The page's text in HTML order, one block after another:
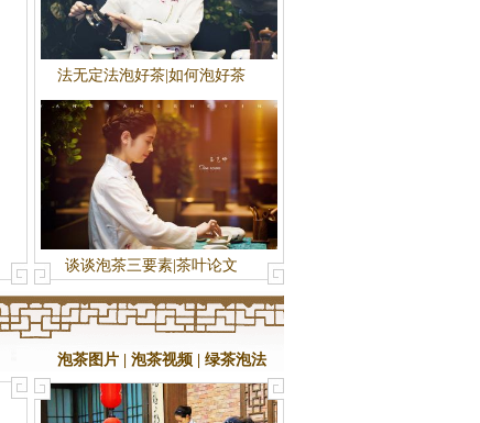
法无定法泡好茶|如何泡好茶
谈谈泡茶三要素|茶叶论文
泡茶图片| 泡茶视频 绿茶泡法